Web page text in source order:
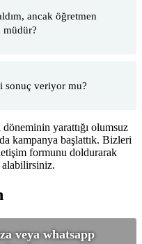
ancak öğretmen
sonuç veriyor mu?
yarattığı olumsuz
kampanya başlattık. Bizleri
formunu doldurarak
veya whatsapp